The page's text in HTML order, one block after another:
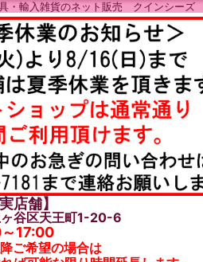
・輸入雑貨のネット販売 クインシーズ
店舗】
谷区天王町1-20-6
～17:00
ご希望の場合は